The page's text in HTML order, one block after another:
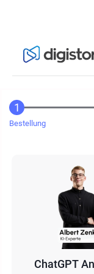
Bestellung
ChatGPT